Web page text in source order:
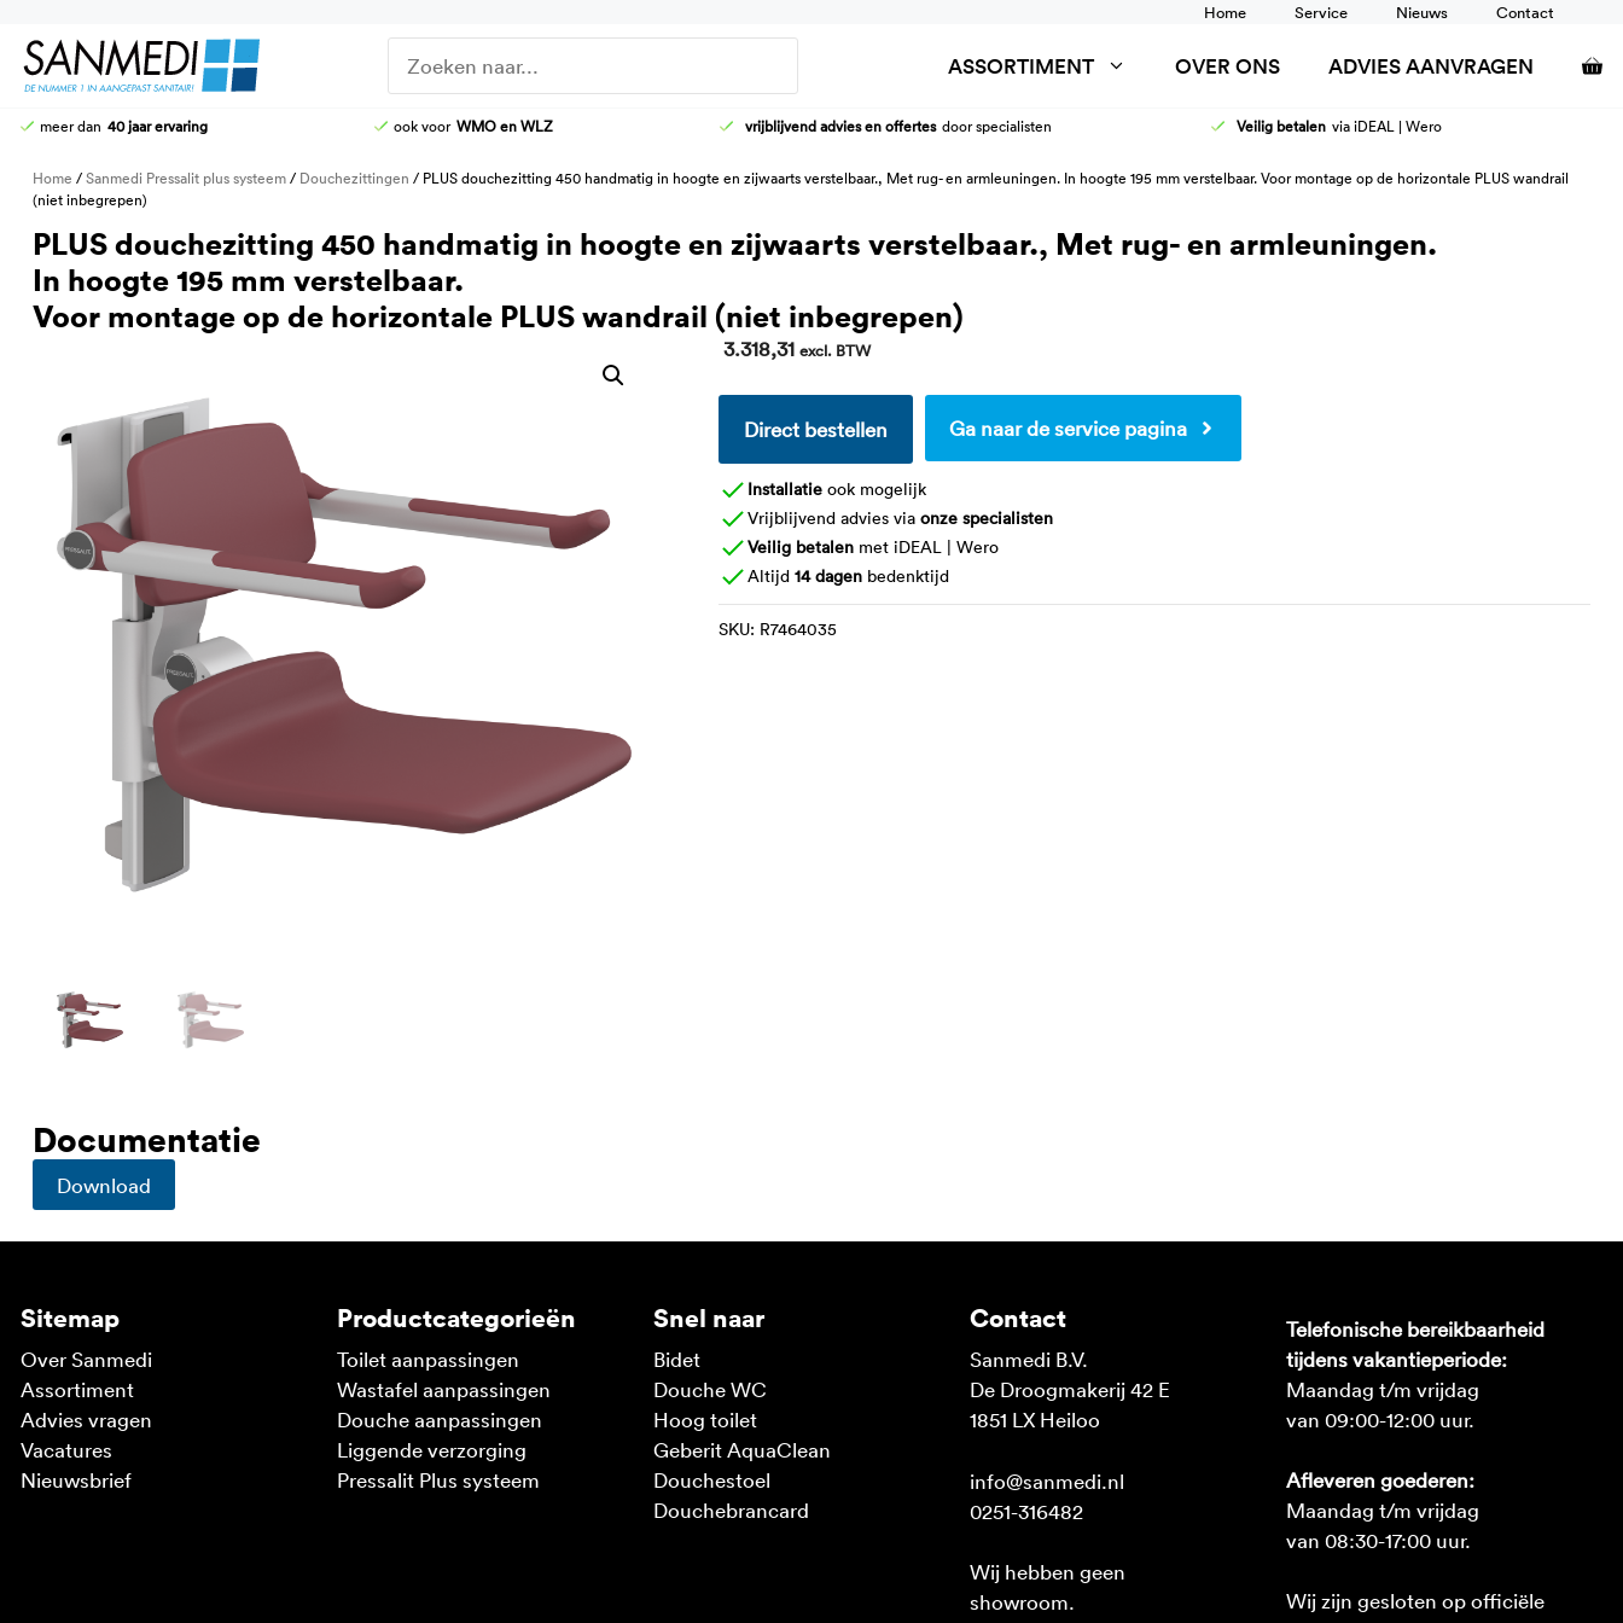
naar
Home Service Nieuws Contact
ASSORTIMENT
HOOG-LAAG TOILETTEN
AANGEPASTE CLOSETZITTINGEN
TOILETBEUGELS
KRANEN
KRANEN
DOUCHEBRANCARDS
RUGSTEUN
WANDRAIL
OVER ONS ADVIES AANVRAGEN
meer dan 40 jaar ervaring ook voor WMO en WLZ vrijblijvend advies en offertes door specialisten Veilig betalen via iDEAL | Wero
Home /Sanmedi Pressalit plus systeem/ Douchezittingen / PLUS douchezitting 450 handmatig in hoogte en zijwaarts verstelbaar., Met rug- en armleuningen. In hoogte 195 mm verstelbaar. Voor montage op de horizontale PLUS wandrail
(niet inbegrepen)
PLUS douchezitting 450 handmatig in hoogte en zijwaarts verstelbaar., Met rug- en armleuningen.
In hoogte 195 mm verstelbaar.
Voor montage op de horizontale PLUS wandrail (niet inbegrepen)
3.318,31 excl. BTW
Direct bestellen Ga naar de service pagina
Installatieook mogelijk
Vrijblijvend advies via onze specialisten
Veilig betalenmet iDEAL | Wero
Altijd 14 dagenbedenktijd
SKU: R7464035
Documentatie
Download
Sitemap
Over Sanmedi
Assortiment
Advies vragen
Vacatures
Nieuwsbrief
Productcategorieën
Toilet aanpassingen
Wastafel aanpassingen
Douche aanpassingen
Liggende verzorging
Pressalit Plus systeem
Snel naar
Bidet
Douche WC
Hoog toilet
Geberit AquaClean
Douchestoel
Douchebrancard
Contact
Sanmedi B.V.
De Droogmakerij 42 E
1851 LX Heiloo
info@sanmedi.nl
0251-316482
Wij hebben geen
showroom.
Telefonische bereikbaarheid
tijdens vakantieperiode:
Maandag t/m vrijdag
van 09:00-12:00 uur.
Afleveren goederen:
Maandag t/m vrijdag
van 08:30-17:00 uur.
Wij zijn gesloten op officiële